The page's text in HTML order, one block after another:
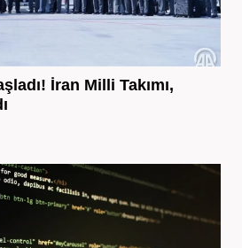
İran Milli Takımı,